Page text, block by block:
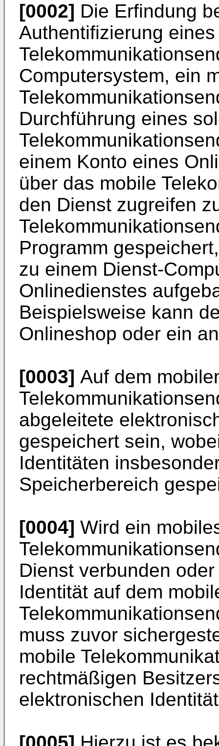
[0002] Die Erfindung
Authentifizierung
Computersystem, ein
Durchführung eines
einem Konto eines
über das mobile
den Dienst zugreifen
Programm
zu einem Dienst-
Onlinedienstes
Beispielsweise kann
Onlineshop oder ein
[0003] Auf dem
abgeleitete
gespeichert sein,
Identitäten
Speicherbereich
[0004] Wird ein
Dienst verbunden
Identität auf dem
muss zuvor
mobile
rechtmäßigen
elektronischen